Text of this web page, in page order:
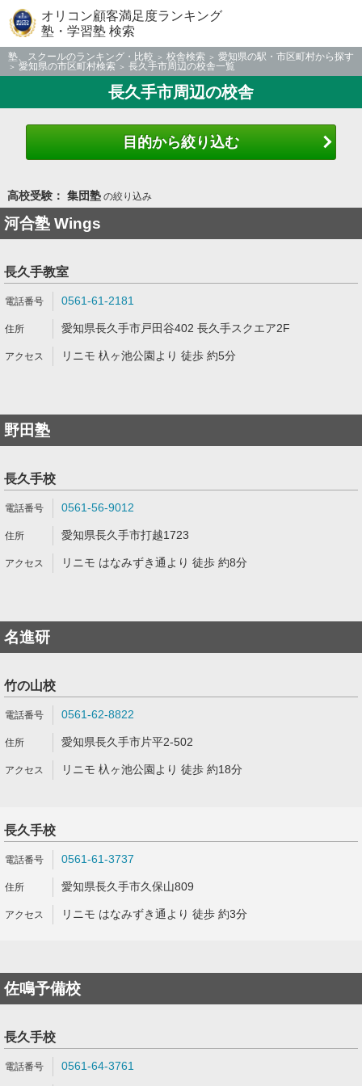
オリコン顧客満足度ランキング
塾・学習塾 検索
塾、スクールのランキング・比較 校舎検索
愛知県の駅・市区町村から探す
愛知県の市区町村検索
長久手市周辺の校舎一覧
長久手市周辺の校舎
目的から絞り込む
高校受験： 集団塾の絞り込み
河合塾 Wings
長久手教室
0561-61-2181
愛知県長久手市戸田谷402 長久手スクエア2F
リニモ 杁ヶ池公園より 徒歩 約5分
野田塾
長久手校
0561-56-9012
愛知県長久手市打越1723
リニモ はなみずき通より 徒歩 約8分
名進研
竹の山校
0561-62-8822
愛知県長久手市片平2-502
リニモ 杁ヶ池公園より 徒歩 約18分
長久手校
0561-61-3737
愛知県長久手市久保山809
リニモ はなみずき通より 徒歩 約3分
佐鳴予備校
長久手校
0561-64-3761